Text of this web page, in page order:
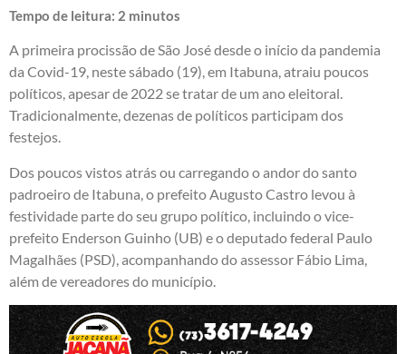
Tempo de leitura: 2 minutos
A primeira procissão de São José desde o início da pandemia
da Covid-19, neste sábado (19), em Itabuna, atraiu poucos
políticos, apesar de 2022 se tratar de um ano eleitoral.
Tradicionalmente, dezenas de políticos participam dos
festejos.
Dos poucos vistos atrás ou carregando o andor do santo
padroeiro de Itabuna, o prefeito Augusto Castro levou à
festividade parte do seu grupo político, incluindo o vice-
prefeito Enderson Guinho (UB) e o deputado federal Paulo
Magalhães (PSD), acompanhando do assessor Fábio Lima,
além de vereadores do município.